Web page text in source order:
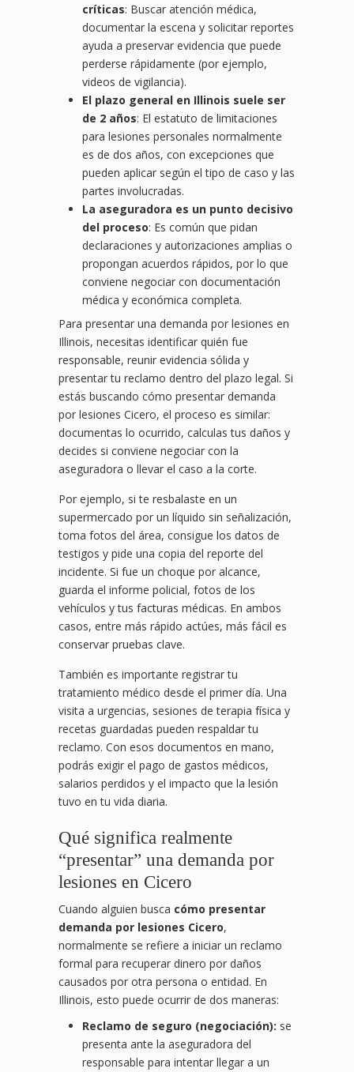
críticas: Buscar atención médica,
documentar la escena y solicitar reportes
ayuda a preservar evidencia que puede
perderse rápidamente (por ejemplo,
videos de vigilancia).
El plazo general en Illinois suele ser
de 2 años: El estatuto de limitaciones
para lesiones personales normalmente
es de dos años, con excepciones que
pueden aplicar según el tipo de caso y las
partes involucradas.
La aseguradora es un punto decisivo
del proceso: Es común que pidan
declaraciones y autorizaciones amplias o
propongan acuerdos rápidos, por lo que
conviene negociar con documentación
médica y económica completa.
Para presentar una demanda por lesiones en
Illinois, necesitas identificar quién fue
responsable, reunir evidencia sólida y
presentar tu reclamo dentro del plazo legal. Si
estás buscando cómo presentar demanda
por lesiones Cicero, el proceso es similar:
documentas lo ocurrido, calculas tus daños y
decides si conviene negociar con la
aseguradora o llevar el caso a la corte.
Por ejemplo, si te resbalaste en un
supermercado por un líquido sin señalización,
toma fotos del área, consigue los datos de
testigos y pide una copia del reporte del
incidente. Si fue un choque por alcance,
guarda el informe policial, fotos de los
vehículos y tus facturas médicas. En ambos
casos, entre más rápido actúes, más fácil es
conservar pruebas clave.
También es importante registrar tu
tratamiento médico desde el primer día. Una
visita a urgencias, sesiones de terapia física y
recetas guardadas pueden respaldar tu
reclamo. Con esos documentos en mano,
podrás exigir el pago de gastos médicos,
salarios perdidos y el impacto que la lesión
tuvo en tu vida diaria.
Qué significa realmente
“presentar” una demanda por
lesiones en Cicero
Cuando alguien busca cómo presentar
demanda por lesiones Cicero,
normalmente se refiere a iniciar un reclamo
formal para recuperar dinero por daños
causados por otra persona o entidad. En
Illinois, esto puede ocurrir de dos maneras:
Reclamo de seguro (negociación): se
presenta ante la aseguradora del
responsable para intentar llegar a un